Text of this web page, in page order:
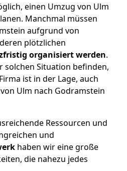
einen Umzug von Ulm
Manchmal müssen
aufgrund von
plötzlichen
organisiert werden.
solchen Situation befinden,
ist in der Lage, auch
Ulm nach Godramstein
Ressourcen und
und
haben wir eine große
die nahezu jedes